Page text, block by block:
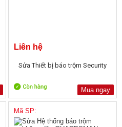
Liên hệ
Sửa Thiết bị báo trộm Security
Mua ngay
Mã SP: